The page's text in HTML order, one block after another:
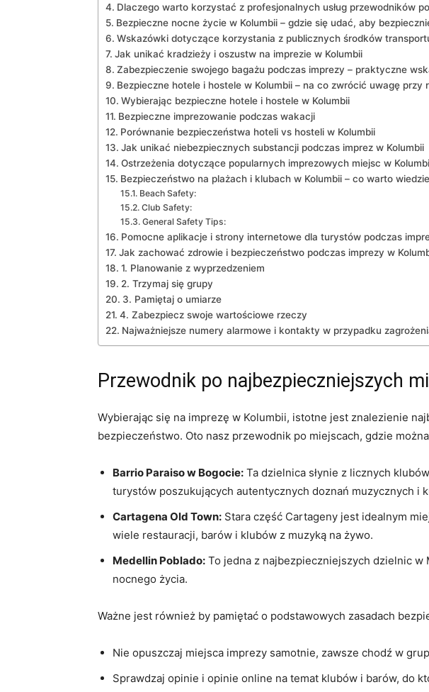
Dlaczego warto korzystać ⁤z profesjonalnych usług przewodników
Bezpieczne nocne życie w ⁣Kolumbii – gdzie się udać, aby
Wskazówki dotyczące korzystania z publicznych środków
Jak ⁤unikać kradzieży ⁢i​ oszustw ‍na imprezie w‌ Kolumbii
Zabezpieczenie ​swojego bagażu podczas ⁢imprezy​ – praktyczne
Bezpieczne ⁤hotele i hostele w ‍Kolumbii – na co zwrócić ​uwagę przy
Wybierając bezpieczne hotele‌ i⁤ hostele w ​Kolumbii
Bezpieczne imprezowanie podczas wakacji
Porównanie bezpieczeństwa hoteli vs hosteli w‍ Kolumbii
Jak unikać niebezpiecznych substancji podczas imprez w Kolumbii
Ostrzeżenia dotyczące popularnych imprezowych miejsc w
Bezpieczeństwo na ‍plażach i klubach w​ Kolumbii –‌ co warto⁣
Beach Safety:
Club Safety:
General‌ Safety Tips:
Pomocne⁤ aplikacje i strony internetowe‍ dla turystów ​podczas
Jak zachować zdrowie ‍i ​bezpieczeństwo podczas ‌imprezy w
1. ‍Planowanie⁢ z ‍wyprzedzeniem
2. Trzymaj⁣ się grupy
3. Pamiętaj o ​umiarze
4. Zabezpiecz⁤ swoje wartościowe rzeczy
Najważniejsze numery alarmowe i kontakty w przypadku
Przewodnik ⁢po najbezpieczniejszych
Wybierając‌ się na imprezę w Kolumbii, istotne jest znalezienie
⁤bezpieczeństwo. Oto ⁤nasz przewodnik po miejscach, gdzie
Barrio Paraiso w Bogocie: Ta dzielnica słynie z licznych
turystów ⁢poszukujących autentycznych doznań muzycznych ‍i
Cartagena ‌Old Town: Stara⁤ część‌ Cartageny⁣ jest idealnym
wiele restauracji, barów⁤ i⁣ klubów z muzyką‌ na żywo.
Medellin Poblado: To​ jedna z najbezpieczniejszych dzielnic w‌
nocnego życia.
Ważne⁤ jest ⁤również by pamiętać o podstawowych ⁤zasadach
Nie opuszczaj miejsca⁢ imprezy samotnie, zawsze chodź w
Sprawdzaj opinie i opinie online na temat klubów i‍ barów, do